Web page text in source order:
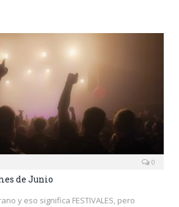
0
de Junio
y eso significa FESTIVALES, pero